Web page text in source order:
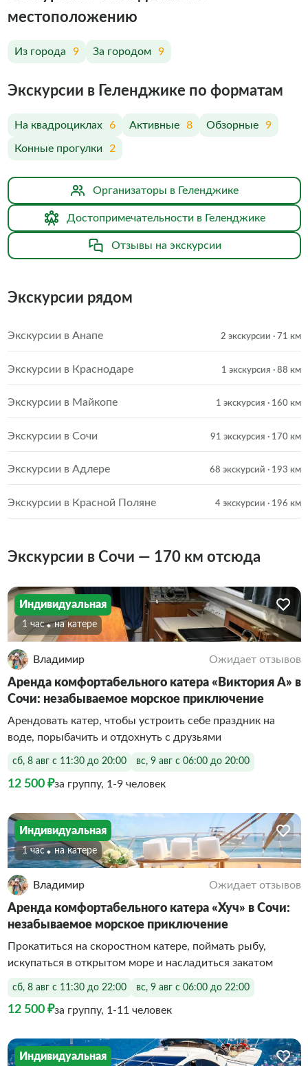
меcтоположению
Из города 9 За городом 9
Экскурсии в Геленджике по форматам
На квадроциклах 6 Активные 8 Обзорные 9
Конные прогулки 2
Организаторы в Геленджике
Достопримечательности в Геленджике
Отзывы на экскурсии
Экскурсии рядом
Экскурсии в Анапе 2 экскурсии · 71 км
Экскурсии в Краснодаре 1 экскурсия · 88 км
Экскурсии в Майкопе 1 экскурсия · 160 км
Экскурсии в Сочи 91 экскурсия · 170 км
Экскурсии в Адлере 68 экскурсий · 193 км
Экскурсии в Красной Поляне 4 экскурсии · 196 км
Экскурсии в Сочи — 170 км отсюда
Индивидуальная
1 час На катере
Владимир Ожидает отзывов
Аренда комфортабельного катера «Виктория А» в
Сочи: незабываемое морское приключение
Арендовать катер, чтобы устроить себе праздник на
воде, порыбачить и отдохнуть с друзьями
сб, 8 авг с 11:30 до 20:00 вс, 9 авг с 06:00 до 20:00
12 500 ₽за группу, 1-9 человек
Индивидуальная
1 час На катере
Владимир Ожидает отзывов
Аренда комфортабельного катера «Хуч» в Сочи:
незабываемое морское приключение
Прокатиться на скоростном катере, поймать рыбу,
искупаться в открытом море и насладиться закатом
сб, 8 авг с 11:30 до 22:00 вс, 9 авг с 06:00 до 22:00
12 500 ₽за группу, 1-11 человек
Индивидуальная